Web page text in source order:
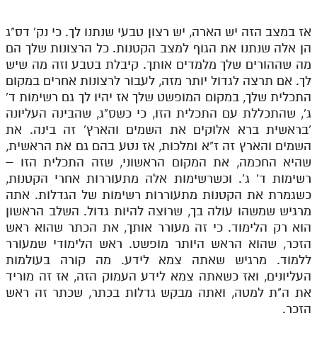
אז במצב הזה יש הארה, יש רצון טבעי שנתנו לך. כי נק' דס"ג
הן אלה שנתנו את הגוף למצב הקטנות. כל הרצונות שלך הם
מה שההורים שלך מלמדים אותך. קיבלת בטבע וזה מה שיש
לך. אם תרצה לגדול יותר מזה, לעבור לרצונות אחרים במקום
התכלית שלך, במקום המופשט שלך אז יהיו לך גם רשימות ד'
ג', שהתכללת עם התכלית הזו, כי כשס"ג, שהבינה העליונה
'בראשית ברא אלוקים את השמים והארץ' זה בינה. את
השמים והארץ זה ז"א ומלכות, אז נטע בהם גם את הראשית,
שהיא החכמה, את המקום הראשוני, שזה התכלית הזו –
רשימות ד' ג'. וכשרשימות אלה מתעוררות אחרי הקטנות,
כשגמרת את הקטנות מתעוררות רשימות של הגדלות. אתה
מרגיש שמשהו עולה בך, שרוצה להיות גדול. השלב הראשון
הוא רק הלימוד. כי זה מעורר אותך, את הכתר שהוא ראש
הזכר, שהוא הראש היותר מופשט. ראש הלימודי שמעורר
ללמוד. מרגיש שאתה צמא לידע. מה קורה בעולמות
העליונים, ואז כשאתה צמא לידע העמוק הזה, אז זה מוריד
את ה"ת למטה, ואתה מבקש גדלות בכתר, שכתר זה ראש
הזכר.